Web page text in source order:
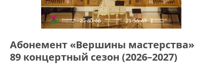
Абонемент «Вершины мастерства»
89 концертный сезон (2026–2027)